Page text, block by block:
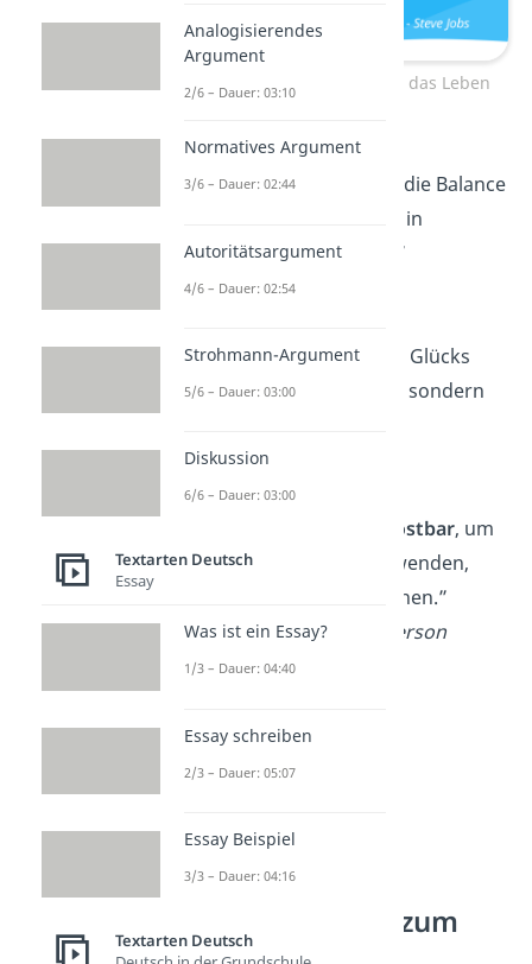
Weise Sprüche über das Leben
„Das Leben ist wie
Fahrradfahren
. Um die Balance
zu halten, musst du in
Bewegung bleiben.”
—Albert Einstein
„Das Geheimnis des Glücks
liegt nicht im Besitz, sondern
—André Gide
kostbar, um
es damit zu verschwenden,
sich Sorgen zu machen.”
—Ralph Waldo Emerson
Weise Sprüche zum
Nachdenken
Analogisierendes
Argument
2/6 – Dauer: 03:10
Normatives Argument
3/6 – Dauer: 02:44
Autoritätsargument
4/6 – Dauer: 02:54
Strohmann-Argument
5/6 – Dauer: 03:00
Diskussion
6/6 – Dauer: 03:00
Textarten Deutsch
Essay
Was ist ein Essay?
1/3 – Dauer: 04:40
Essay schreiben
2/3 – Dauer: 05:07
Essay Beispiel
3/3 – Dauer: 04:16
Textarten Deutsch